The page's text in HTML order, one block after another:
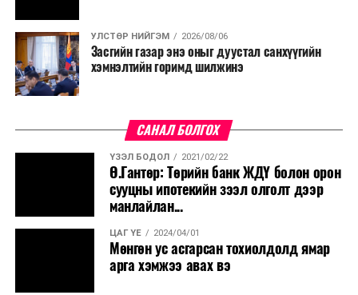
УЛСТӨР НИЙГЭМ 2026/08/06
Засгийн газар энэ оныг дуустал санхүүгийн
хэмнэлтийн горимд шилжинэ
САНАЛ БОЛГОХ
ҮЗЭЛ БОДОЛ 2021/02/22
Ө.Гантөр: Төрийн банк ЖДҮ болон орон
сууцны ипотекийн зээл олголт дээр
манлайлан...
ЦАГ ҮЕ 2024/04/01
Мөнгөн ус асгарсан тохиолдолд ямар
арга хэмжээ авах вэ